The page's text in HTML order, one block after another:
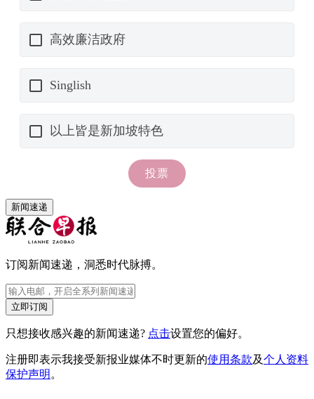
新闻速递
订阅新闻速递，洞悉时代脉搏。
立即订阅
只想接收感兴趣的新闻速递? 点击设置您的偏好。
注册即表示我接受新报业媒体不时更新的使用条款及个人资料
保护声明。